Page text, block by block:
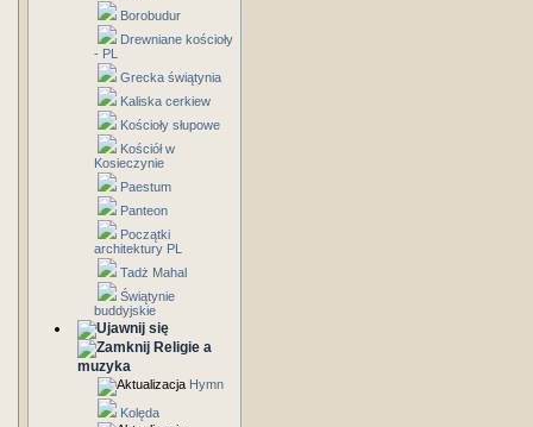
Borobudur
Drewniane kościoły
- PL
Grecka świątynia
Kaliska cerkiew
Kościoły słupowe
Kościół w
Kosieczynie
Paestum
Panteon
Początki
architektury PL
Tadż Mahal
Świątynie
buddyjskie
Religie a
muzyka
Hymn
Kolęda